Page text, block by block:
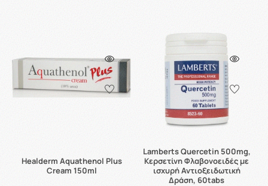
Healderm Aquathenol Plus
Cream 150ml
Lamberts Quercetin 500mg,
Κερσετίνη Φλαβονοειδές με
ισχυρή Αντιοξειδωτική
Δράση, 60tabs